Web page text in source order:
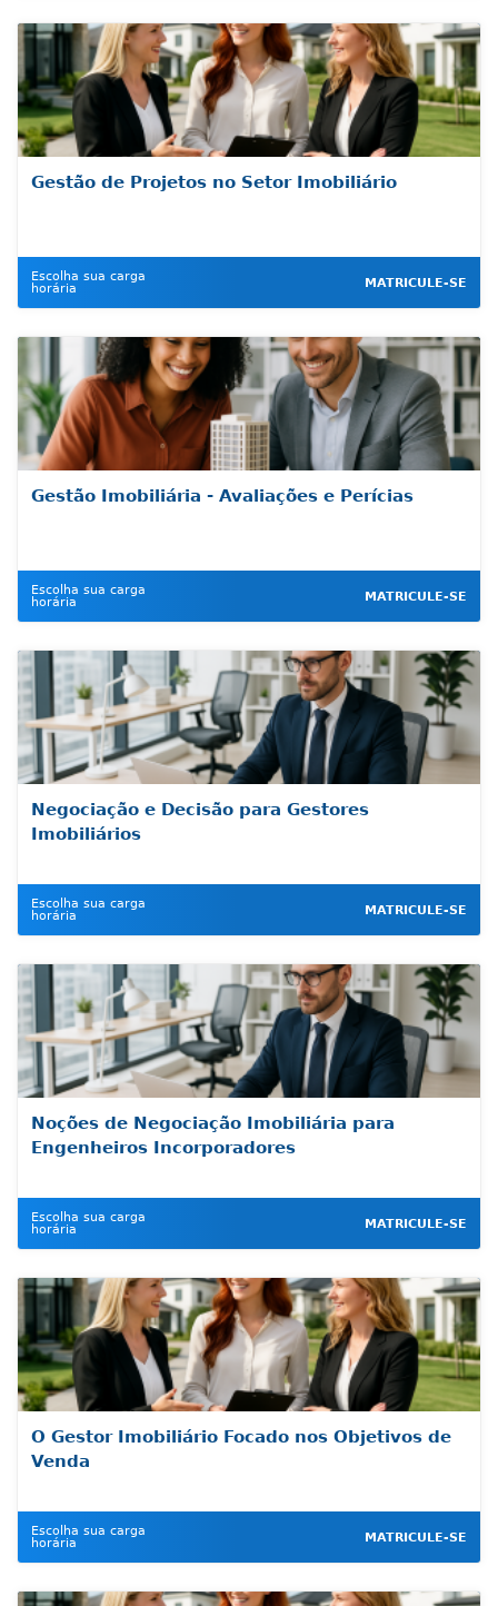
Gestão de Projetos no Setor Imobiliário
Escolha sua carga
horária
MATRICULE-SE
Gestão Imobiliária - Avaliações e Perícias
Escolha sua carga
horária
MATRICULE-SE
Negociação e Decisão para Gestores
Imobiliários
Escolha sua carga
horária
MATRICULE-SE
Noções de Negociação Imobiliária para
Engenheiros Incorporadores
Escolha sua carga
horária
MATRICULE-SE
O Gestor Imobiliário Focado nos Objetivos de
Venda
Escolha sua carga
horária
MATRICULE-SE